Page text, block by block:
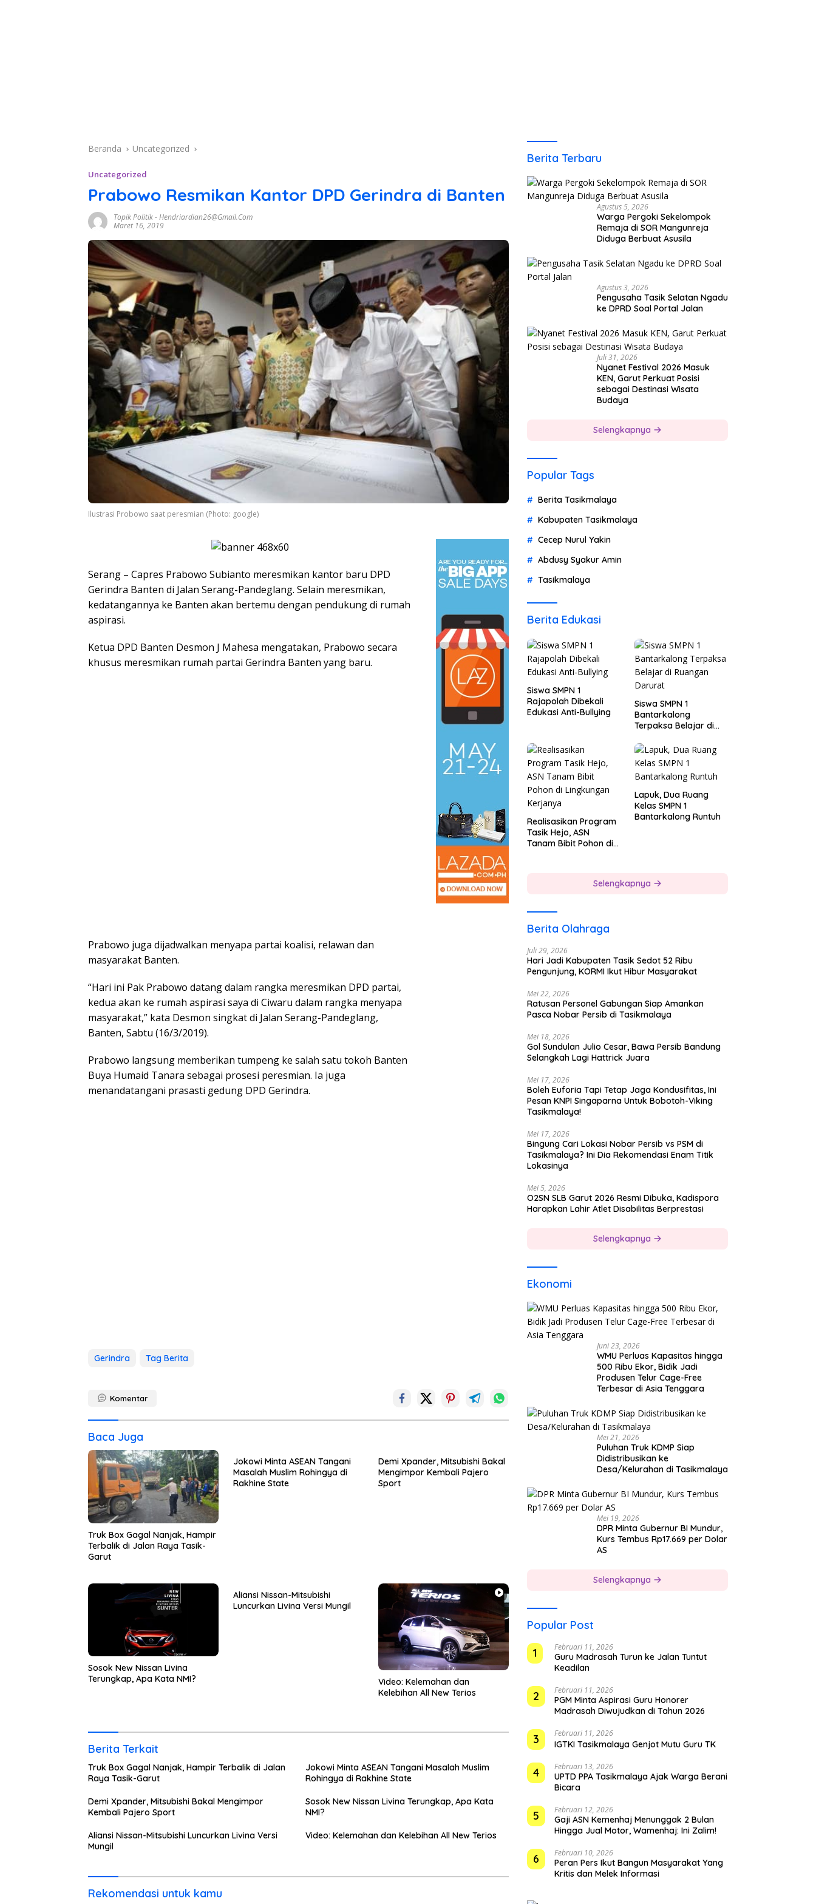
Beranda Uncategorized
Uncategorized
Prabowo Resmikan Kantor DPD Gerindra di Banten
Topik Politik-Hendriardian26@gmail.com
Maret 16, 2019
Ilustrasi Probowo saat peresmian (Photo: google)
Serang – Capres Prabowo Subianto meresmikan kantor baru DPD
Gerindra Banten di Jalan Serang-Pandeglang. Selain meresmikan,
kedatangannya ke Banten akan bertemu dengan pendukung di rumah
aspirasi.
Ketua DPD Banten Desmon J Mahesa mengatakan, Prabowo secara
khusus meresmikan rumah partai Gerindra Banten yang baru.
Prabowo juga dijadwalkan menyapa partai koalisi, relawan dan
masyarakat Banten.
“Hari ini Pak Prabowo datang dalam rangka meresmikan DPD partai,
kedua akan ke rumah aspirasi saya di Ciwaru dalam rangka menyapa
masyarakat,” kata Desmon singkat di Jalan Serang-Pandeglang,
Banten, Sabtu (16/3/2019).
Prabowo langsung memberikan tumpeng ke salah satu tokoh Banten
Buya Humaid Tanara sebagai prosesi peresmian. Ia juga
menandatangani prasasti gedung DPD Gerindra.
Gerindra Tag Berita
Komentar
Baca Juga
Truk Box Gagal Nanjak, Hampir
Terbalik di Jalan Raya Tasik-
Garut
Jokowi Minta ASEAN Tangani
Masalah Muslim Rohingya di
Rakhine State
Demi Xpander, Mitsubishi Bakal
Mengimpor Kembali Pajero
Sport
Sosok New Nissan Livina
Terungkap, Apa Kata NMI?
Aliansi Nissan-Mitsubishi
Luncurkan Livina Versi Mungil
Video: Kelemahan dan
Kelebihan All New Terios
Berita Terkait
Truk Box Gagal Nanjak, Hampir Terbalik di Jalan
Raya Tasik-Garut
Jokowi Minta ASEAN Tangani Masalah Muslim
Rohingya di Rakhine State
Demi Xpander, Mitsubishi Bakal Mengimpor
Kembali Pajero Sport
Sosok New Nissan Livina Terungkap, Apa Kata
NMI?
Aliansi Nissan-Mitsubishi Luncurkan Livina Versi
Mungil
Video: Kelemahan dan Kelebihan All New Terios
Rekomendasi untuk kamu
Berita Terbaru
Agustus 5, 2026
Warga Pergoki Sekelompok
Remaja di SOR Mangunreja
Diduga Berbuat Asusila
Agustus 3, 2026
Pengusaha Tasik Selatan Ngadu
ke DPRD Soal Portal Jalan
Juli 31, 2026
Nyanet Festival 2026 Masuk
KEN, Garut Perkuat Posisi
sebagai Destinasi Wisata
Budaya
Selengkapnya
Popular Tags
Berita Tasikmalaya
Kabupaten Tasikmalaya
Cecep Nurul Yakin
Abdusy Syakur Amin
Tasikmalaya
Berita Edukasi
Siswa SMPN 1
Rajapolah Dibekali
Edukasi Anti-Bullying
Siswa SMPN 1
Bantarkalong
Terpaksa Belajar di
Realisasikan Program
Tasik Hejo, ASN
Tanam Bibit Pohon di
Lapuk, Dua Ruang
Kelas SMPN 1
Bantarkalong Runtuh
Selengkapnya
Berita Olahraga
Juli 29, 2026
Hari Jadi Kabupaten Tasik Sedot 52 Ribu
Pengunjung, KORMI Ikut Hibur Masyarakat
Mei 22, 2026
Ratusan Personel Gabungan Siap Amankan
Pasca Nobar Persib di Tasikmalaya
Mei 18, 2026
Gol Sundulan Julio Cesar, Bawa Persib Bandung
Selangkah Lagi Hattrick Juara
Mei 17, 2026
Boleh Euforia Tapi Tetap Jaga Kondusifitas, Ini
Pesan KNPI Singaparna Untuk Bobotoh-Viking
Tasikmalaya!
Mei 17, 2026
Bingung Cari Lokasi Nobar Persib vs PSM di
Tasikmalaya? Ini Dia Rekomendasi Enam Titik
Lokasinya
Mei 5, 2026
O2SN SLB Garut 2026 Resmi Dibuka, Kadispora
Harapkan Lahir Atlet Disabilitas Berprestasi
Selengkapnya
Ekonomi
Juni 23, 2026
WMU Perluas Kapasitas hingga
500 Ribu Ekor, Bidik Jadi
Produsen Telur Cage-Free
Terbesar di Asia Tenggara
Mei 21, 2026
Puluhan Truk KDMP Siap
Didistribusikan ke
Desa/Kelurahan di Tasikmalaya
Mei 19, 2026
DPR Minta Gubernur BI Mundur,
Kurs Tembus Rp17.669 per Dolar
AS
Selengkapnya
Popular Post
1
Februari 11, 2026
Guru Madrasah Turun ke Jalan Tuntut
Keadilan
2 Februari 11, 2026
PGM Minta Aspirasi Guru Honorer
Madrasah Diwujudkan di Tahun 2026
3 Februari 11, 2026
IGTKI Tasikmalaya Genjot Mutu Guru TK
4 Februari 13, 2026
UPTD PPA Tasikmalaya Ajak Warga Berani
Bicara
5 Februari 12, 2026
Gaji ASN Kemenhaj Menunggak 2 Bulan
Hingga Jual Motor, Wamenhaj: Ini Zalim!
6 Februari 10, 2026
Peran Pers Ikut Bangun Masyarakat Yang
Kritis dan Melek Informasi